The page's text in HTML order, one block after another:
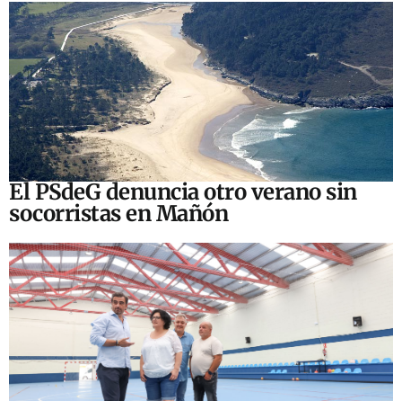
El PSdeG denuncia otro verano sin
socorristas en Mañón